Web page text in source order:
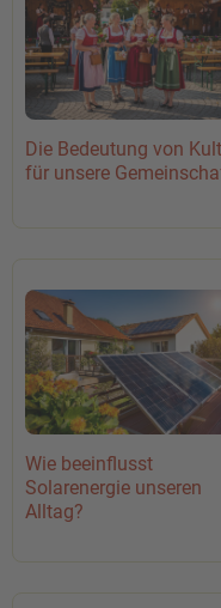
Die Bedeutung von
für unsere
Wie beeinflusst
Solarenergie unseren
Alltag?